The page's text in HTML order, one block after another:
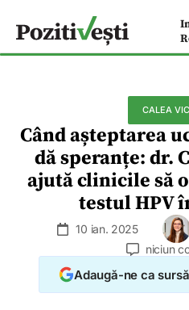
CALEA
Când așteptarea
dă speranțe: dr.
ajută clinicile să
testul HPV
10 ian. 2025
niciun
Adaugă-ne ca